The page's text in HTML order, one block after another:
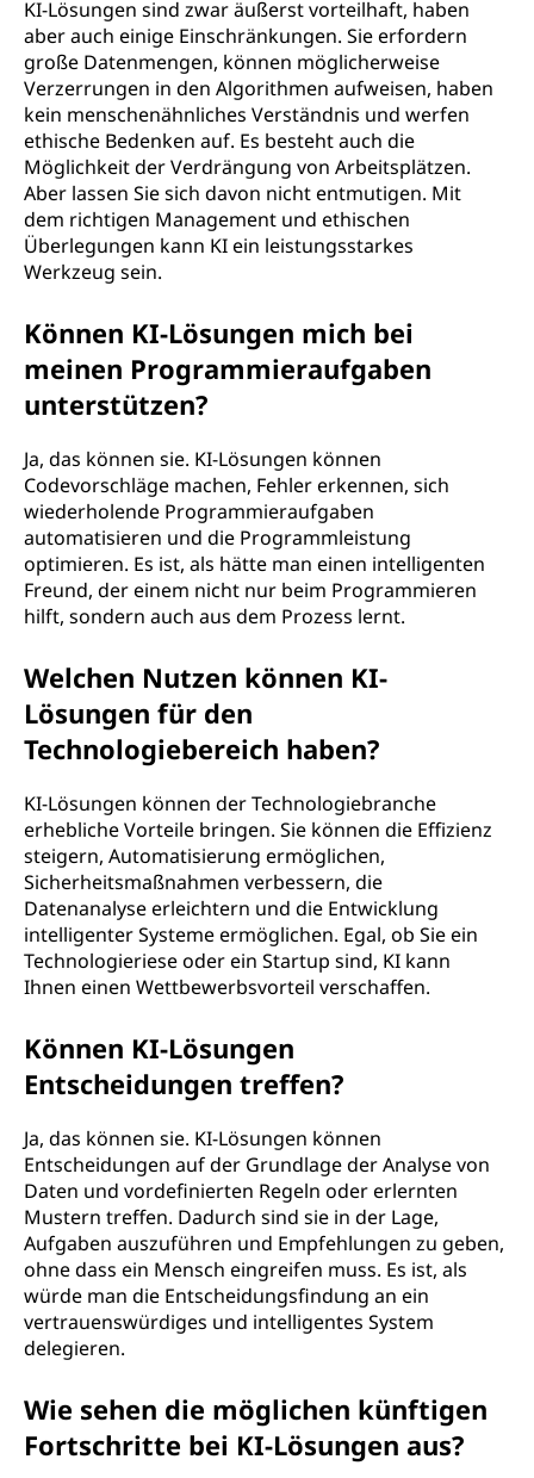
KI-Lösungen sind zwar äußerst vorteilhaft, haben
aber auch einige Einschränkungen. Sie erfordern
große Datenmengen, können möglicherweise
Verzerrungen in den Algorithmen aufweisen, haben
kein menschenähnliches Verständnis und werfen
ethische Bedenken auf. Es besteht auch die
Möglichkeit der Verdrängung von Arbeitsplätzen.
Aber lassen Sie sich davon nicht entmutigen. Mit
dem richtigen Management und ethischen
Überlegungen kann KI ein leistungsstarkes
Werkzeug sein.
Können KI-Lösungen mich bei
meinen Programmieraufgaben
unterstützen?
Ja, das können sie. KI-Lösungen können
Codevorschläge machen, Fehler erkennen, sich
wiederholende Programmieraufgaben
automatisieren und die Programmleistung
optimieren. Es ist, als hätte man einen intelligenten
Freund, der einem nicht nur beim Programmieren
hilft, sondern auch aus dem Prozess lernt.
Welchen Nutzen können KI-
Lösungen für den
Technologiebereich haben?
KI-Lösungen können der Technologiebranche
erhebliche Vorteile bringen. Sie können die Effizienz
steigern, Automatisierung ermöglichen,
Sicherheitsmaßnahmen verbessern, die
Datenanalyse erleichtern und die Entwicklung
intelligenter Systeme ermöglichen. Egal, ob Sie ein
Technologieriese oder ein Startup sind, KI kann
Ihnen einen Wettbewerbsvorteil verschaffen.
Können KI-Lösungen
Entscheidungen treffen?
Ja, das können sie. KI-Lösungen können
Entscheidungen auf der Grundlage der Analyse von
Daten und vordefinierten Regeln oder erlernten
Mustern treffen. Dadurch sind sie in der Lage,
Aufgaben auszuführen und Empfehlungen zu geben,
ohne dass ein Mensch eingreifen muss. Es ist, als
würde man die Entscheidungsfindung an ein
vertrauenswürdiges und intelligentes System
delegieren.
Wie sehen die möglichen künftigen
Fortschritte bei KI-Lösungen aus?